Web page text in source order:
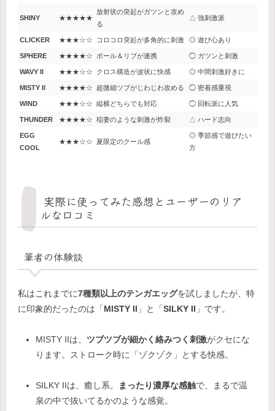
SHINY ★★★★★
放射状の突起がガツンと攻め
る
△ 強刺激派
CLICKER ★★★☆☆ コロコロ突起が多角的に刺激 ◎ 遊び心あり
SPHERE ★★★★☆ ボール＆リブが連携 ◯ ガツンと刺激
WAVY II ★★★☆☆ クロス構造が波状に快感 ◎ 中間刺激好きに
MISTY II ★★★★☆ 超微細ツブがじわじわ攻める ◯ 密着感重視
WIND ★★★☆☆ 縦横どちらでも対応 ◯ 回転派に人気
THUNDER ★★★★☆ 稲妻のような刺激が炸裂 △ ハード志向
EGG
COOL
★★★☆☆ 夏限定のクール感
◎ 季節感で遊びたい
方
実際に使ってみた感想とユーザーのリア
ルな口コミ
筆者の体験談
私はこれまでに7種類以上のテンガエッグを試しましたが、特
に印象的だったのは「MISTY II 」と「SILKY II 」です。
MISTY IIは、 ツブツブが細かく絡みつく刺激がクセにな
ります。ストローク時に「ゾクゾク」とする快感。
SILKY IIは、癒し系。 まったり濃厚な感触で、まるで温
泉の中で抜いてるかのような感覚。